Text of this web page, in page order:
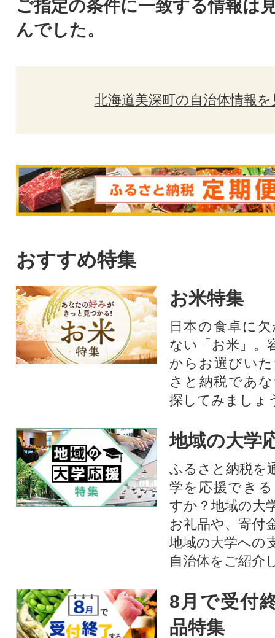
ご指定の条件に一致する情報は
んでした。
北海道美深町の自治体情報を
おすすめ特集
お米特集
日本の食卓に
ない「お米」。
からお選びい
さと納税であ
探してみましょ
地域の大学
ふるさと納税を
学を応援でき
すか？地域の大
お礼品や、寄付
地域の大学への
自治体をご紹介
8月で受付
品特集